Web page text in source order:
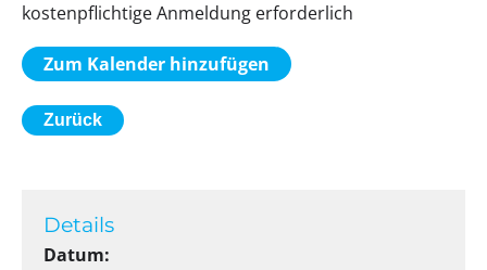
Details
Datum:
kostenpflichtige Anmeldung erforderlich
Zum Kalender hinzufügen
Zurück